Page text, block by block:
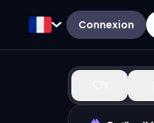
Connexion